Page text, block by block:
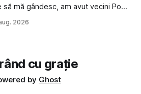
mă gândesc, am avut vecini Popa
termenului de popă că ar
2026
cu grație
by Ghost